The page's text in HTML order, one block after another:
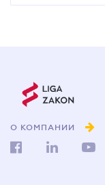
О КОМПАНИИ